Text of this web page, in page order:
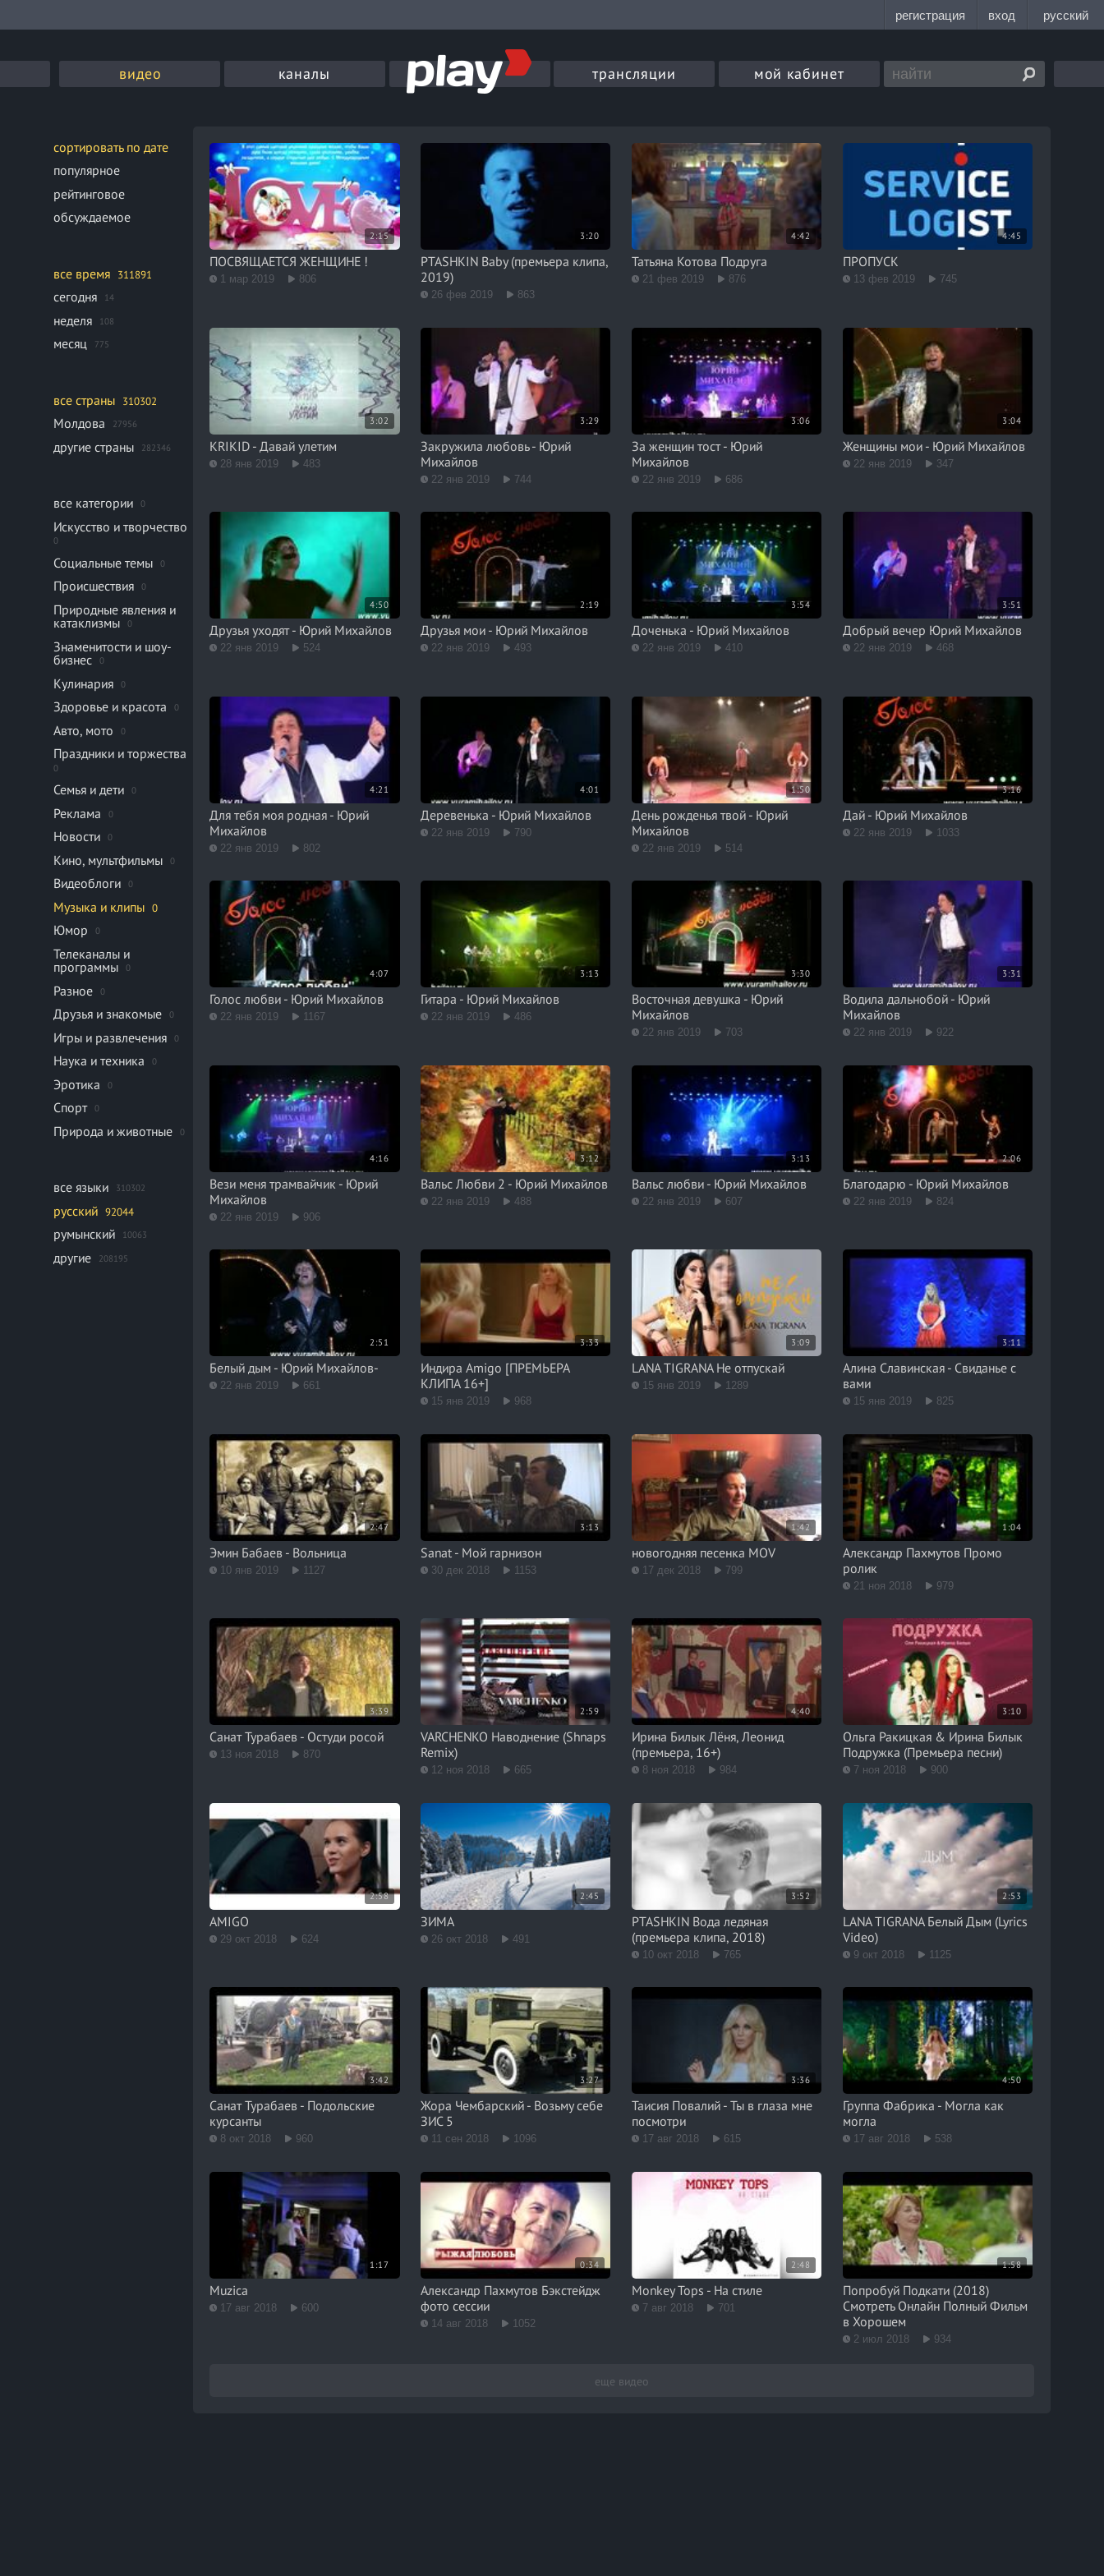
видео каналы трансляции мой кабинет
сортировать по дате
популярное
рейтинговое
обсуждаемое
все время 311891
сегодня 14
неделя 108
месяц 775
все страны 310302
Молдова 27956
другие страны 282346
все категории 0
Искусство и творчество
0
Социальные темы 0
Происшествия 0
Природные явления и
катаклизмы
0
Знаменитости и шоу-
бизнес
0
Кулинария 0
Здоровье и красота 0
Авто, мото 0
Праздники и торжества
0
Семья и дети 0
Реклама 0
Новости 0
Кино, мультфильмы 0
Видеоблоги 0
Музыка и клипы 0
Юмор 0
Телеканалы и
программы
0
Разное 0
Друзья и знакомые 0
Игры и развлечения 0
Наука и техника 0
Эротика 0
Спорт 0
Природа и животные 0
все языки 310302
русский 92044
румынский 10063
другие 208195
2:15
ПОСВЯЩАЕТСЯ ЖЕНЩИНЕ !
1 мар 2019 806
3:20
PTASHKIN Baby (премьера клипа,
2019)
26 фев 2019 863
4:42
Татьяна Котова Подруга
21 фев 2019 876
4:45
ПРОПУСК
13 фев 2019 745
3:02
KRIKID - Давай улетим
28 янв 2019 483
3:29
Закружила любовь - Юрий
Михайлов
22 янв 2019 744
3:06
За женщин тост - Юрий
Михайлов
22 янв 2019 686
3:04
Женщины мои - Юрий Михайлов
22 янв 2019 347
4:50
Друзья уходят - Юрий Михайлов
22 янв 2019 524
2:19
Друзья мои - Юрий Михайлов
22 янв 2019 493
3:54
Доченька - Юрий Михайлов
22 янв 2019 410
3:51
Добрый вечер Юрий Михайлов
22 янв 2019 468
4:21
Для тебя моя родная - Юрий
Михайлов
22 янв 2019 802
4:01
Деревенька - Юрий Михайлов
22 янв 2019 790
1:50
День рожденья твой - Юрий
Михайлов
22 янв 2019 514
3:16
Дай - Юрий Михайлов
22 янв 2019 1033
4:07
Голос любви - Юрий Михайлов
22 янв 2019 1167
3:13
Гитара - Юрий Михайлов
22 янв 2019 486
3:30
Восточная девушка - Юрий
Михайлов
22 янв 2019 703
3:31
Водила дальнобой - Юрий
Михайлов
22 янв 2019 922
4:16
Вези меня трамвайчик - Юрий
Михайлов
22 янв 2019 906
3:12
Вальс Любви 2 - Юрий Михайлов
22 янв 2019 488
3:13
Вальс любви - Юрий Михайлов
22 янв 2019 607
2:06
Благодарю - Юрий Михайлов
22 янв 2019 824
2:51
Белый дым - Юрий Михайлов-
22 янв 2019 661
3:33
Индира Amigo [ПРЕМЬЕРА
КЛИПА 16+]
15 янв 2019 968
3:09
LANA TIGRANA Не отпускай
15 янв 2019 1289
3:11
Алина Славинская - Свиданье с
вами
15 янв 2019 825
2:47
Эмин Бабаев - Вольница
10 янв 2019 1127
3:13
Sanat - Мой гарнизон
30 дек 2018 1153
1:42
новогодняя песенка MOV
17 дек 2018 799
1:04
Александр Пахмутов Промо
ролик
21 ноя 2018 979
3:39
Санат Турабаев - Остуди росой
13 ноя 2018 870
2:59
VARCHENKO Наводнение (Shnaps
Remix)
12 ноя 2018 665
4:40
Ирина Билык Лёня, Леонид
(премьера, 16+)
8 ноя 2018 984
3:10
Ольга Ракицкая & Ирина Билык
Подружка (Премьера песни)
7 ноя 2018 900
2:58
AMIGO
29 окт 2018 624
2:45
ЗИМА
26 окт 2018 491
3:52
PTASHKIN Вода ледяная
(премьера клипа, 2018)
10 окт 2018 765
2:53
LANA TIGRANA Белый Дым (Lyrics
Video)
9 окт 2018 1125
3:42
Санат Турабаев - Подольские
курсанты
8 окт 2018 960
3:27
Жора Чембарский - Возьму себе
ЗИС 5
11 сен 2018 1096
3:36
Таисия Повалий - Ты в глаза мне
посмотри
17 авг 2018 615
4:50
Группа Фабрика - Могла как
могла
17 авг 2018 538
1:17
Muzica
17 авг 2018 600
0:34
Александр Пахмутов Бэкстейдж
фото сессии
14 авг 2018 1052
2:48
Monkey Tops - На стиле
7 авг 2018 701
1:58
Попробуй Подкати (2018)
Смотреть Онлайн Полный Фильм
в Хорошем
2 июл 2018 934
еще видео